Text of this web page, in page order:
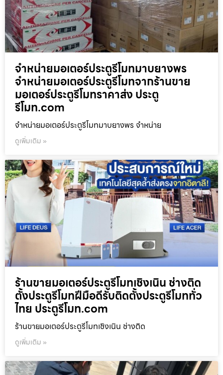
จำหน่ายมอเตอร์ประตูรีโมทมาบยางพร
จำหน่ายมอเตอร์ประตูรีโมทจากร้านขาย
มอเตอร์ประตูรีโมทราคาส่ง ประตู
รีโมท.com
จำหน่ายมอเตอร์ประตูรีโมทมาบยางพร จำหน่าย
ดูเพิ่มเติม »
ร้านขายมอเตอร์ประตูรีโมทเชิงเนิน ช่างติด
ตั้งประตูรีโมทฝีมือดีรับติดตั้งประตูรีโมททั่ว
ไทย ประตูรีโมท.com
ร้านขายมอเตอร์ประตูรีโมทเชิงเนิน ช่างติด
ดูเพิ่มเติม »